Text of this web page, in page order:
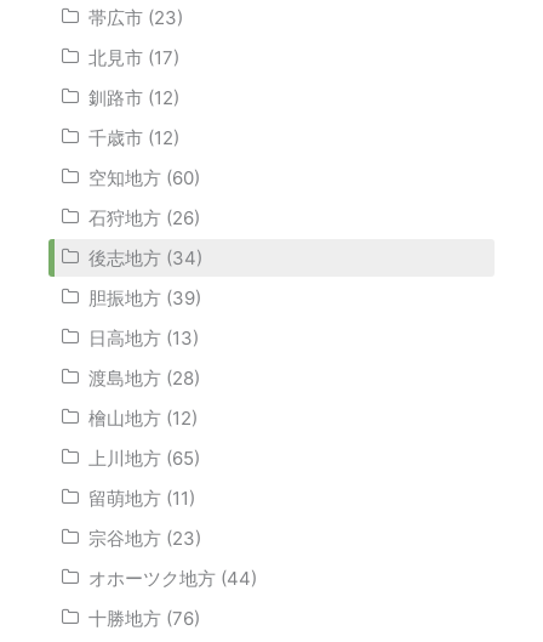
帯広市 (23)
北見市 (17)
釧路市 (12)
千歳市 (12)
空知地方 (60)
石狩地方 (26)
後志地方 (34)
胆振地方 (39)
日高地方 (13)
渡島地方 (28)
檜山地方 (12)
上川地方 (65)
留萌地方 (11)
宗谷地方 (23)
オホーツク地方 (44)
十勝地方 (76)